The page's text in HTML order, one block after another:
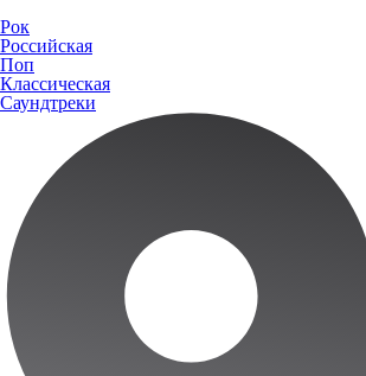
Рок
Российская
Поп
Классическая
Саундтреки